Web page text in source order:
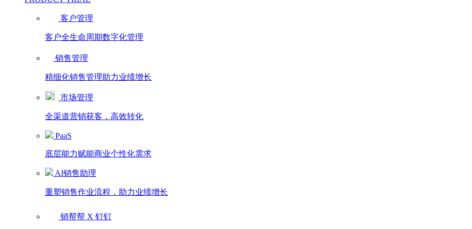
客户管理
客户全生命周期数字化管理
销售管理
精细化销售管理助力业绩增长
市场管理
全渠道营销获客，高效转化
PaaS
底层能力赋能商业个性化需求
AI销售助理
重塑销售作业流程，助力业绩增长
销帮帮 X 钉钉